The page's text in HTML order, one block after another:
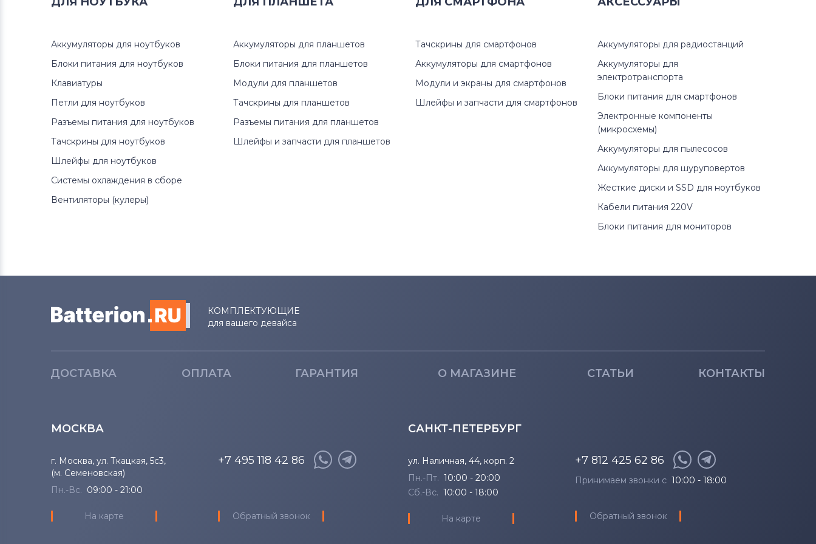
Аккумуляторы для ноутбуков
Аккумуляторы для ноутбуков
Packard Bell
Аккумуляторы для радиостанций
Аккумуляторы для ноутбуков
Аккумуляторы для ноутбуков
Аккумуляторы для ноутбуков
Gateway
Medion
Аккумуляторы для ноутбуков
MSI
Аккумуляторы для ноутбуков
IdeaPad 110 Series
IdeaPad 530S Series
IdeaPad M Series
IdeaPad U Series
IdeaPad Y Series
3-17ARE05
3-17IIL
320-14IAP
320S-13IKB (81AK)
320S-13IKB (81AK0036GE)
320S-13IKB (81AK0037GE)
320S-13IKB (81AK0038GE)
Аккумуляторы для ноутбуков
Блоки питания для ноутбуков
Клавиатуры
Петли для ноутбуков
Разъемы питания для ноутбуков
Тачскрины для ноутбуков
Шлейфы для ноутбуков
Системы охлаждения в сборе
Вентиляторы (кулеры)
Аккумуляторы для планшетов
Блоки питания для планшетов
Модули для планшетов
Тачскрины для планшетов
Разъемы питания для планшетов
Шлейфы и запчасти для планшетов
Тачскрины для смартфонов
Аккумуляторы для смартфонов
Модули и экраны для смартфонов
Шлейфы и запчасти для смартфонов
Аккумуляторы для радиостанций
Аккумуляторы для
электротранспорта
Блоки питания для смартфонов
Электронные компоненты
(микросхемы)
Аккумуляторы для пылесосов
Аккумуляторы для шуруповертов
Жесткие диски и SSD для ноутбуков
Кабели питания 220V
Блоки питания для мониторов
КОМПЛЕКТУЮЩИЕ
для вашего девайса
ДОСТАВКА ОПЛАТА ГАРАНТИЯ О МАГАЗИНЕ СТАТЬИ КОНТАКТЫ
МОСКВА
г. Москва, ул. Ткацкая, 5с3,
(м. Семеновская)
Пн.-Вс. 09:00 - 21:00
На карте
+7 495 118 42 86
Обратный звонок
САНКТ-ПЕТЕРБУРГ
ул. Наличная, 44, корп. 2
Пн.-Пт. 10:00 - 20:00
Сб.-Вс. 10:00 - 18:00
На карте
+7 812 425 62 86
Принимаем звонки с 10:00 - 18:00
Обратный звонок